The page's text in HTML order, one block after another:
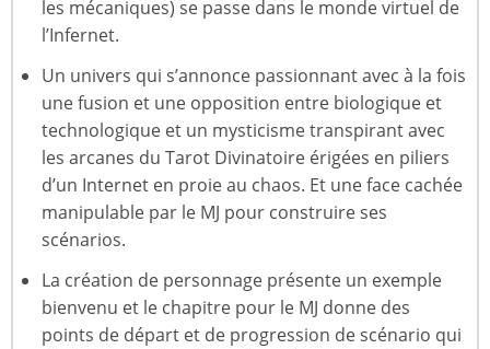
les mécaniques) se passe dans le monde virtuel de
l’Infernet.
Un univers qui s’annonce passionnant avec à la fois
une fusion et une opposition entre biologique et
technologique et un mysticisme transpirant avec
les arcanes du Tarot Divinatoire érigées en piliers
d’un Internet en proie au chaos. Et une face cachée
manipulable par le MJ pour construire ses
scénarios.
La création de personnage présente un exemple
bienvenu et le chapitre pour le MJ donne des
points de départ et de progression de scénario qui